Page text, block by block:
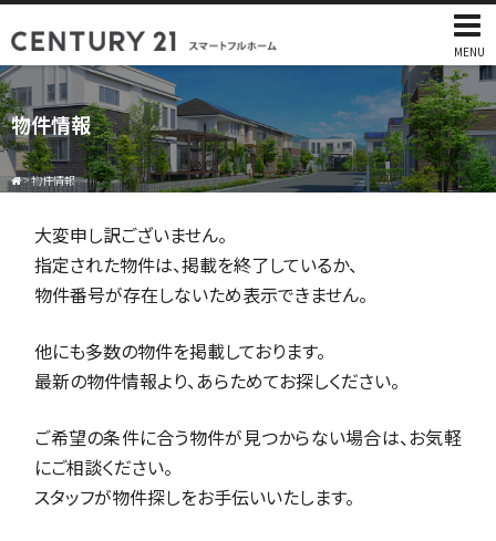
MENU
物件情報
>物件情報
大変申し訳ございません。
指定された物件は、掲載を終了しているか、
物件番号が存在しないため表示できません。
他にも多数の物件を掲載しております。
最新の物件情報より、あらためてお探しください。
ご希望の条件に合う物件が見つからない場合は、お気軽
にご相談ください。
スタッフが物件探しをお手伝いいたします。